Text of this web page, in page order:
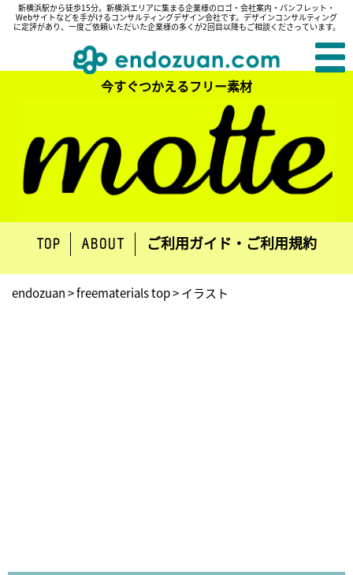
新横浜駅から徒歩15分。新横浜エリアに集まる企業様のロゴ・会社案内・パンフレット・
Webサイトなどを手がけるコンサルティングデザイン会社です。デザインコンサルティング
に定評があり、一度ご依頼いただいた企業様の多くが2回目以降もご相談くださっています。
今すぐつかえるフリー素材
TOP ABOUT ご利用ガイド・ご利用規約
endozuan>freematerials top>イラスト